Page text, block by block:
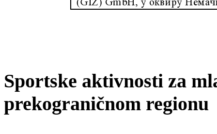
Sportske aktivnosti za
prekograničnom regionu